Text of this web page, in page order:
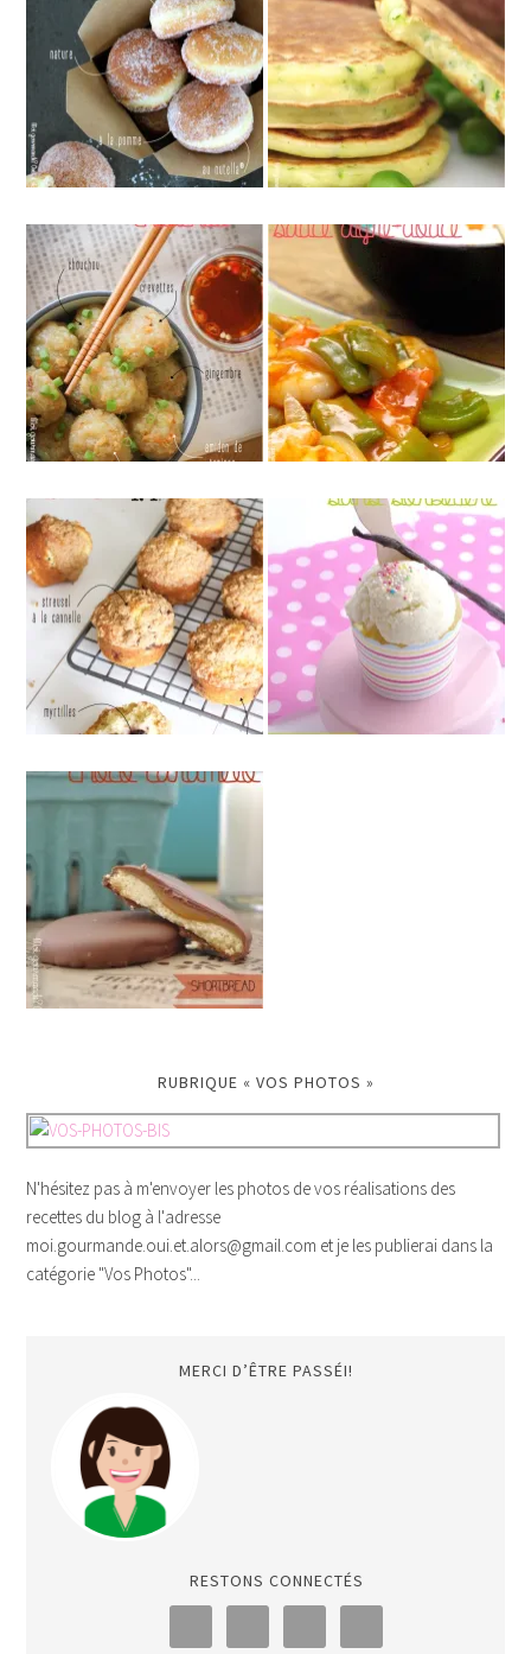
RUBRIQUE « VOS PHOTOS »
N'hésitez pas à m'envoyer les photos de vos réalisations des
recettes du blog à l'adresse
moi.gourmande.oui.et.alors@gmail.com et je les publierai dans la
catégorie "Vos Photos"...
MERCI D’ÊTRE PASSÉI!
RESTONS CONNECTÉS